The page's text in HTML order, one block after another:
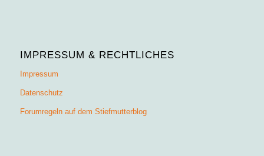
IMPRESSUM & RECHTLICHES
Impressum
Datenschutz
Forumregeln auf dem Stiefmutterblog